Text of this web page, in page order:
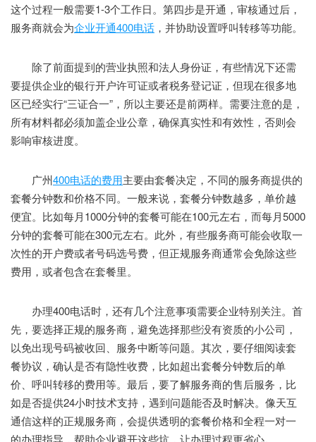
这个过程一般需要1-3个工作日。第四步是开通，审核通过后，
服务商就会为企业开通400电话 ，并协助设置呼叫转移等功能。
除了前面提到的营业执照和法人身份证，有些情况下还需
要提供企业的银行开户许可证或者税务登记证，但现在很多地
区已经实行“三证合一”，所以主要还是前两样。需要注意的是，
所有材料都必须加盖企业公章，确保真实性和有效性，否则会
影响审核进度。
广州400电话的费用主要由套餐决定，不同的服务商提供的
套餐分钟数和价格不同。一般来说，套餐分钟数越多，单价越
便宜。比如每月1000分钟的套餐可能在100元左右，而每月5000
分钟的套餐可能在300元左右。此外，有些服务商可能会收取一
次性的开户费或者号码选号费，但正规服务商通常会免除这些
费用，或者包含在套餐里。
办理400电话时，还有几个注意事项需要企业特别关注。首
先，要选择正规的服务商，避免选择那些没有资质的小公司，
以免出现号码被收回、服务中断等问题。其次，要仔细阅读套
餐协议，确认是否有隐性收费，比如超出套餐分钟数后的单
价、呼叫转移的费用等。最后，要了解服务商的售后服务，比
如是否提供24小时技术支持，遇到问题能否及时解决。像天互
通信这样的正规服务商，会提供透明的套餐价格和全程一对一
的办理指导，帮助企业避开这些坑，让办理过程更省心。